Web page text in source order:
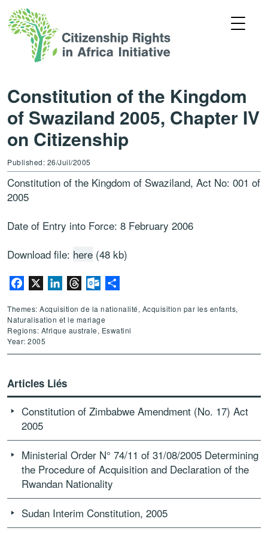
Constitution of the Kingdom
of Swaziland 2005, Chapter IV
on Citizenship
Published: 26/Juil/2005
Constitution of the Kingdom of Swaziland, Act No: 001 of
2005
Date of Entry into Force: 8 February 2006
Download file: here (48 kb)
Facebook LinkedInThreadsOutlook.com
Themes: Acquisition de la nationalité, Acquisition par les enfants,
Naturalisation et le mariage
Regions: Afrique australe, Eswatini
Year: 2005
Articles Liés
Constitution of Zimbabwe Amendment (No. 17) Act
2005
Ministerial Order N° 74/11 of 31/08/2005 Determining
the Procedure of Acquisition and Declaration of the
Rwandan Nationality
Sudan Interim Constitution, 2005